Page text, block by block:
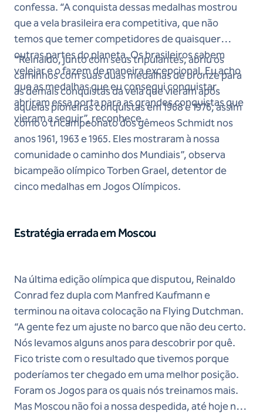
confessa. “A conquista dessas medalhas mostrou
que a vela brasileira era competitiva, que não
temos que temer competidores de quaisquer
outras partes do planeta. Os brasileiros sabem
velejar e o fazem de maneira excepcional. Eu acho
que as medalhas que eu consegui conquistar
abriram essa porta para as grandes conquistas que
vieram a seguir”, reconhece.
“Reinaldo, junto com seus tripulantes, abriu os
caminhos com suas duas medalhas de bronze para
as demais conquistas da vela que vieram após
aquelas pioneiras conquistas em 1968 e 1976, assim
como o tricampeonato dos gêmeos Schmidt nos
anos 1961, 1963 e 1965. Eles mostraram à nossa
comunidade o caminho dos Mundiais”, observa
bicampeão olímpico Torben Grael, detentor de
cinco medalhas em Jogos Olímpicos.
Estratégia errada em Moscou
Na última edição olímpica que disputou, Reinaldo
Conrad fez dupla com Manfred Kaufmann e
terminou na oitava colocação na Flying Dutchman.
“A gente fez um ajuste no barco que não deu certo.
Nós levamos alguns anos para descobrir por quê.
Fico triste com o resultado que tivemos porque
poderíamos ter chegado em uma melhor posição.
Foram os Jogos para os quais nós treinamos mais.
Mas Moscou não foi a nossa despedida, até hoje não